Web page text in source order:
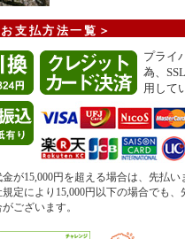
お支払方法一覧＞
プライ
為、
用して
が15,000円を超える場合は、先払
定により15,000円以下の場合でも、
ございます。